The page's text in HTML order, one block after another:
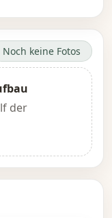
Noch keine Fotos
der